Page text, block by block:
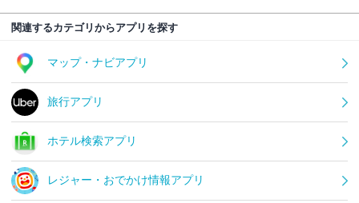
関連するカテゴリからアプリを探す
マップ・ナビアプリ
旅行アプリ
ホテル検索アプリ
レジャー・おでかけ情報アプリ